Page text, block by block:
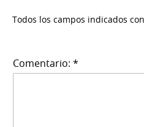
Todos los campos indicados
Comentario: *